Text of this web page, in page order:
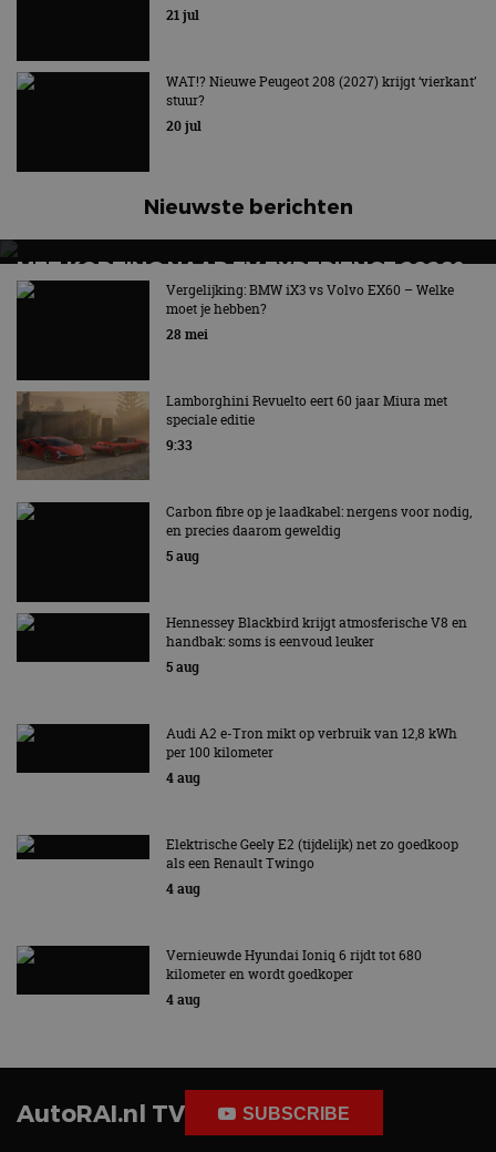
21 jul
WAT!? Nieuwe Peugeot 208 (2027) krijgt ‘vierkant’
stuur?
20 jul
Nieuwste berichten
MET KORTING NAAR EV EXPERIENCE 2026?
AUTORAI REGELT HET!
EV Experience 2026 van 24 tot 26 september
Vergelijking: BMW iX3 vs Volvo EX60 – Welke
moet je hebben?
28 mei
Lamborghini Revuelto eert 60 jaar Miura met
speciale editie
9:33
Carbon fibre op je laadkabel: nergens voor nodig,
en precies daarom geweldig
5 aug
Hennessey Blackbird krijgt atmosferische V8 en
handbak: soms is eenvoud leuker
5 aug
Audi A2 e-Tron mikt op verbruik van 12,8 kWh
per 100 kilometer
4 aug
Elektrische Geely E2 (tijdelijk) net zo goedkoop
als een Renault Twingo
4 aug
Vernieuwde Hyundai Ioniq 6 rijdt tot 680
kilometer en wordt goedkoper
4 aug
AutoRAI.nl TV SUBSCRIBE